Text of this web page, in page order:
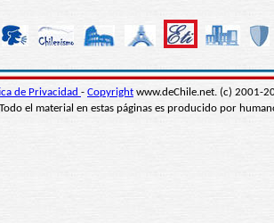
de Privacidad - Copyright www.deChile.net. (c) 2001-
Todo el material en estas páginas es producido por